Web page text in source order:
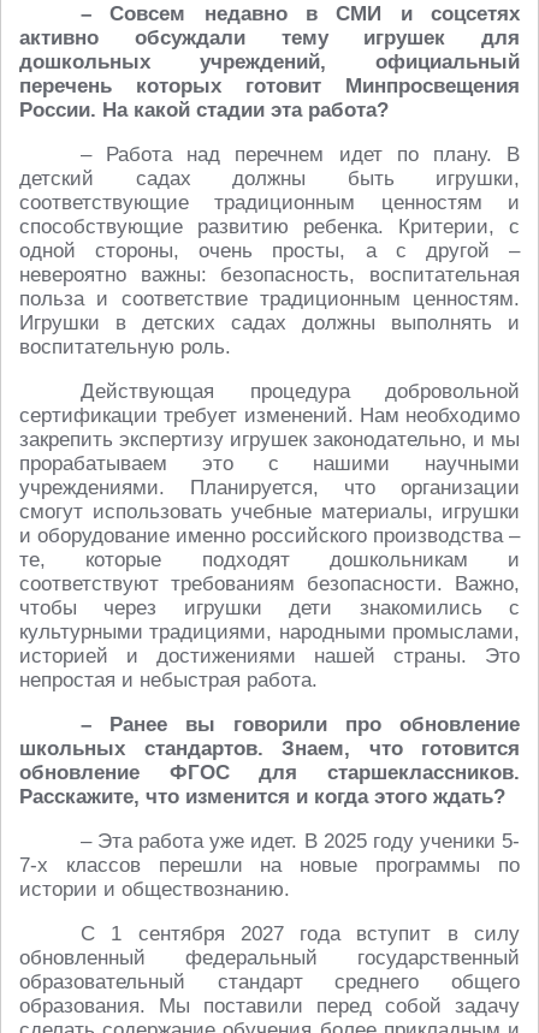
– Совсем недавно в СМИ и соцсетях
активно обсуждали тему игрушек для
дошкольных учреждений, официальный
перечень которых готовит Минпросвещения
России. На какой стадии эта работа?
– Работа над перечнем идет по плану. В
детский садах должны быть игрушки,
соответствующие традиционным ценностям и
способствующие развитию ребенка. Критерии, с
одной стороны, очень просты, а с другой –
невероятно важны: безопасность, воспитательная
польза и соответствие традиционным ценностям.
Игрушки в детских садах должны выполнять и
воспитательную роль.
Действующая процедура добровольной
сертификации требует изменений. Нам необходимо
закрепить экспертизу игрушек законодательно, и мы
прорабатываем это с нашими научными
учреждениями. Планируется, что организации
смогут использовать учебные материалы, игрушки
и оборудование именно российского производства –
те, которые подходят дошкольникам и
соответствуют требованиям безопасности. Важно,
чтобы через игрушки дети знакомились с
культурными традициями, народными промыслами,
историей и достижениями нашей страны. Это
непростая и небыстрая работа.
– Ранее вы говорили про обновление
школьных стандартов. Знаем, что готовится
обновление ФГОС для старшеклассников.
Расскажите, что изменится и когда этого ждать?
– Эта работа уже идет. В 2025 году ученики 5-
7-х классов перешли на новые программы по
истории и обществознанию.
С 1 сентября 2027 года вступит в силу
обновленный федеральный государственный
образовательный стандарт среднего общего
образования. Мы поставили перед собой задачу